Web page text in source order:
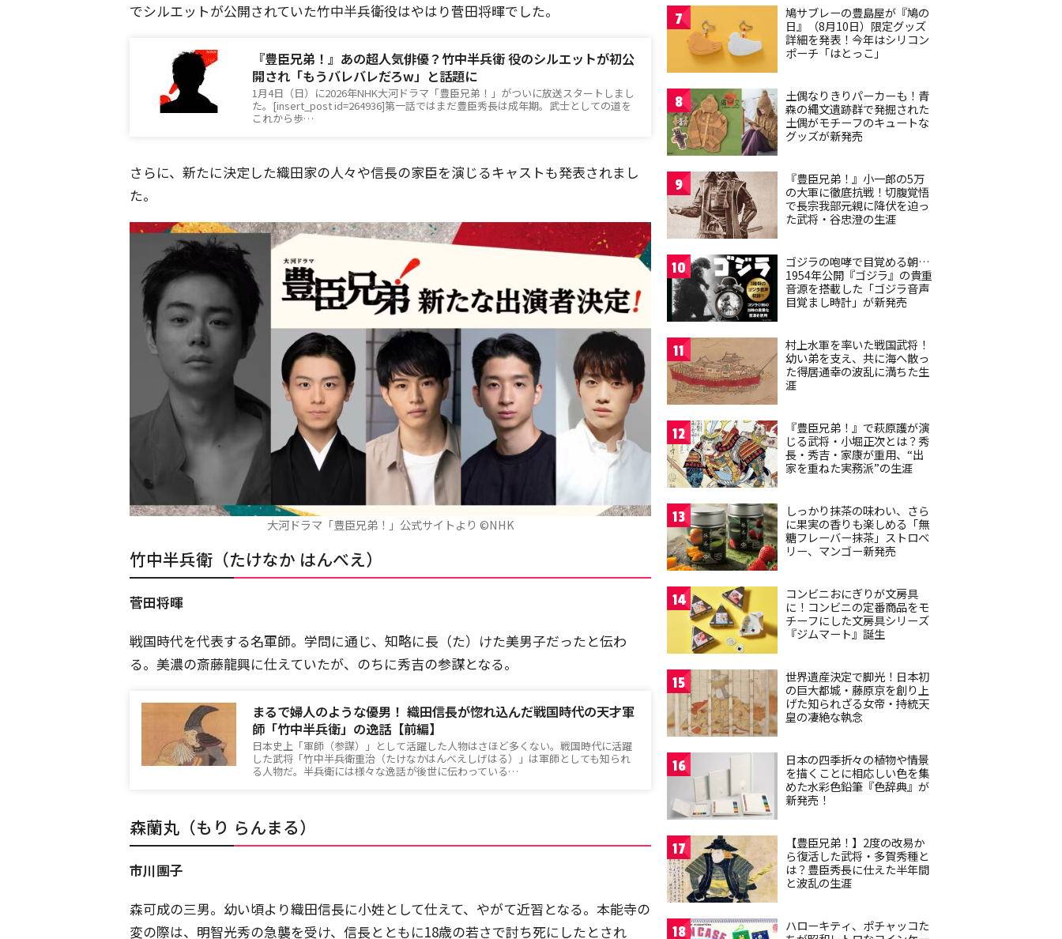
でシルエットが公開されていた竹中半兵衛役はやはり菅田将暉でした。
『豊臣兄弟！』あの超人気俳優？竹中半兵衛 役のシルエットが初公
開され「もうバレバレだろw」と話題に
1月4日（日）に2026年NHK大河ドラマ「豊臣兄弟！」がついに放送スタートしまし
た。[insert_post id=264936]第一話ではまだ豊臣秀長は成年期。武士としての道を
これから歩…
さらに、新たに決定した織田家の人々や信長の家臣を演じるキャストも発表されまし
た。
大河ドラマ「豊臣兄弟！」公式サイトより ©NHK
竹中半兵衛（たけなか はんべえ）
菅田将暉
戦国時代を代表する名軍師。学問に通じ、知略に長（た）けた美男子だったと伝わ
る。美濃の斎藤龍興に仕えていたが、のちに秀吉の参謀となる。
まるで婦人のような優男！ 織田信長が惚れ込んだ戦国時代の天才軍
師「竹中半兵衛」の逸話【前編】
日本史上「軍師（参謀）」として活躍した人物はさほど多くない。戦国時代に活躍
した武将「竹中半兵衛重治（たけなかはんべえしげはる）」は軍師としても知られ
る人物だ。半兵衛には様々な逸話が後世に伝わっている…
森蘭丸（もり らんまる）
市川團子
森可成の三男。幼い頃より織田信長に小姓として仕えて、やがて近習となる。本能寺の
変の際は、明智光秀の急襲を受け、信長とともに18歳の若さで討ち死にしたとされ
7
鳩サブレーの豊島屋が『鳩の
日』（8月10日）限定グッズ
詳細を発表！今年はシリコン
ポーチ「はとっこ」
8
土偶なりきりパーカーも！青
森の縄文遺跡群で発掘された
土偶がモチーフのキュートな
グッズが新発売
9
『豊臣兄弟！』小一郎の5万
の大軍に徹底抗戦！切腹覚悟
で長宗我部元親に降伏を迫っ
た武将・谷忠澄の生涯
10
ゴジラの咆哮で目覚める朝…
1954年公開『ゴジラ』の貴重
音源を搭載した「ゴジラ音声
目覚まし時計」が新発売
11
村上水軍を率いた戦国武将！
幼い弟を支え、共に海へ散っ
た得居通幸の波乱に満ちた生
涯
12
『豊臣兄弟！』で萩原護が演
じる武将・小堀正次とは？秀
長・秀吉・家康が重用、“出
家を重ねた実務派”の生涯
13
しっかり抹茶の味わい、さら
に果実の香りも楽しめる「無
糖フレーバー抹茶」ストロベ
リー、マンゴー新発売
14
コンビニおにぎりが文房具
に！コンビニの定番商品をモ
チーフにした文房具シリーズ
『ジムマート』誕生
15
世界遺産決定で脚光！日本初
の巨大都城・藤原京を創り上
げた知られざる女帝・持統天
皇の凄絶な執念
16
日本の四季折々の植物や情景
を描くことに相応しい色を集
めた水彩色鉛筆『色辞典』が
新発売！
17
【豊臣兄弟！】2度の改易か
ら復活した武将・多賀秀種と
は？豊臣秀長に仕えた半年間
と波乱の生涯
18
ハローキティ、ポチャッコた